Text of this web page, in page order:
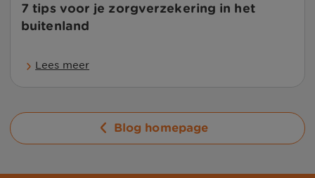
7 tips voor je zorgverzekering in het
buitenland
Lees meer
Blog homepage